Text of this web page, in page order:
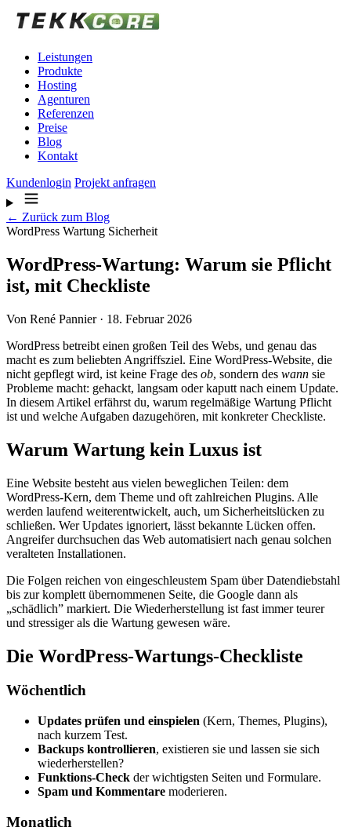
Zum Inhalt springen
Leistungen
Produkte
Hosting
Agenturen
Referenzen
Preise
Blog
Kontakt
Kundenlogin Projekt anfragen
← Zurück zum Blog
WordPress Wartung Sicherheit
WordPress-Wartung: Warum sie Pflicht
ist, mit Checkliste
Von René Pannier · 18. Februar 2026
WordPress betreibt einen großen Teil des Webs, und genau das
macht es zum beliebten Angriffsziel. Eine WordPress-Website, die
nicht gepflegt wird, ist keine Frage des ob, sondern des wann sie
Probleme macht: gehackt, langsam oder kaputt nach einem Update.
In diesem Artikel erfährst du, warum regelmäßige Wartung Pflicht
ist und welche Aufgaben dazugehören, mit konkreter Checkliste.
Warum Wartung kein Luxus ist
Eine Website besteht aus vielen beweglichen Teilen: dem
WordPress-Kern, dem Theme und oft zahlreichen Plugins. Alle
werden laufend weiterentwickelt, auch, um Sicherheitslücken zu
schließen. Wer Updates ignoriert, lässt bekannte Lücken offen.
Angreifer durchsuchen das Web automatisiert nach genau solchen
veralteten Installationen.
Die Folgen reichen von eingeschleustem Spam über Datendiebstahl
bis zur komplett übernommenen Seite, die Google dann als
„schädlich” markiert. Die Wiederherstellung ist fast immer teurer
und stressiger als die Wartung gewesen wäre.
Die WordPress-Wartungs-Checkliste
Wöchentlich
Updates prüfen und einspielen (Kern, Themes, Plugins),
nach kurzem Test.
Backups kontrollieren, existieren sie und lassen sie sich
wiederherstellen?
Funktions-Check der wichtigsten Seiten und Formulare.
Spam und Kommentare moderieren.
Monatlich